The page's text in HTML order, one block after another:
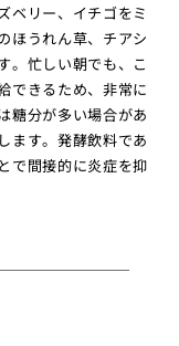
ベリー、イチゴをミ
ほうれん草、チアシ
。忙しい朝でも、こ
できるため、非常に
糖分が多い場合があ
ます。発酵飲料であ
で間接的に炎症を抑